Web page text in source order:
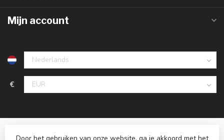
Mijn account
€